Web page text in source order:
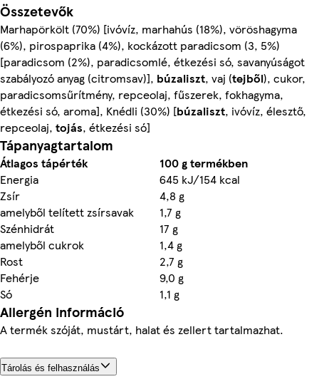
Összetevők
Marhapörkölt (70%) [ivóvíz, marhahús (18%), vöröshagyma
(6%), pirospaprika (4%), kockázott paradicsom (3, 5%)
[paradicsom (2%), paradicsomlé, étkezési só, savanyúságot
szabályozó anyag (citromsav)], búzaliszt, vaj (tejből), cukor,
paradicsomsűrítmény, repceolaj, fűszerek, fokhagyma,
étkezési só, aroma], Knédli (30%) [búzaliszt, ivóvíz, élesztő,
repceolaj, tojás, étkezési só]
Tápanyagtartalom
Átlagos tápérték
100 g termékben
Energia
645 kJ/154 kcal
Zsír
4,8 g
amelyből telített zsírsavak
1,7 g
Szénhidrát
17 g
amelyből cukrok
1,4 g
Rost
2,7 g
Fehérje
9,0 g
Só
1,1 g
Allergén információ
A termék szóját, mustárt, halat és zellert tartalmazhat.
Tárolás és felhasználás